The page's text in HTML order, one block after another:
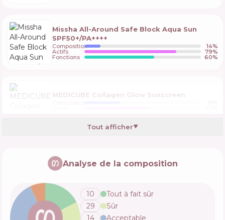
Missha All-Around Safe Block Aqua Sun
SPF50+/PA++++
Composition 14%
Actifs 79%
Fonctions 60%
MEDICUBE Collagen Glow Sunscreen
Vichy Capital Soleil Velvety Cream SPF50
Composition
Actifs
Beauty of Joseon Daily Relief Sunscreen
Tout afficher▼
Analyse de la composition
10
Tout à fait sûr
29
Sûr
14
Acceptable